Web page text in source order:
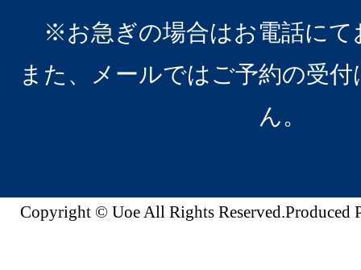
※お急ぎの場合はお電話にて
また、メールではご予約の受
ん。
Copyright © Uoe All Rights Reserved.Produced